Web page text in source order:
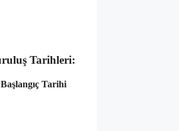
Tarihleri:
Tarihi